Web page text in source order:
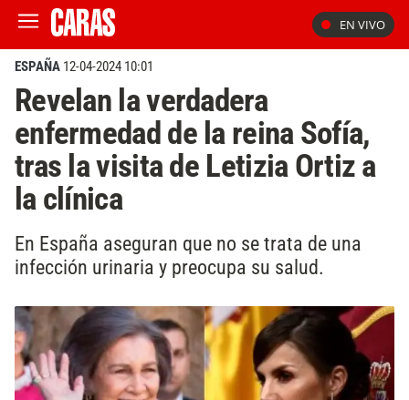
EN VIVO
ESPAÑA 12-04-2024 10:01
Revelan la verdadera
enfermedad de la reina Sofía,
tras la visita de Letizia Ortiz a
la clínica
En España aseguran que no se trata de una
infección urinaria y preocupa su salud.